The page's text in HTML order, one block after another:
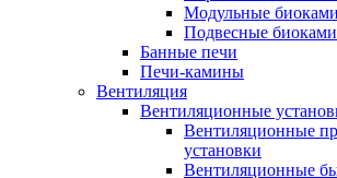
Модульные
Подвесные
Банные печи
Печи-камины
Вентиляция
Вентиляционные
Вентиляционные
установки
Вентиляционные